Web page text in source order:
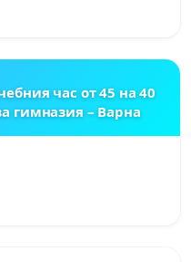
час от 45 на 40
гимназия – Варна